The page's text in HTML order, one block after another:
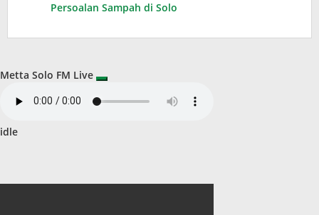
Persoalan Sampah di Solo
Metta Solo FM Live
idle